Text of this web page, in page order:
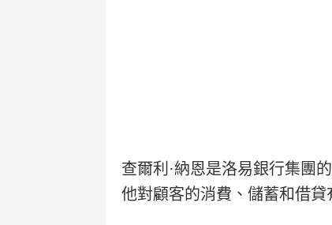
查爾利·納恩是洛易銀行集
他對顧客的消費、儲蓄和借貸